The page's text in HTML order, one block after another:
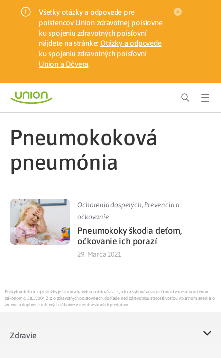
Všetky otázky a odpovede pre
poistencov Union zdravotnej poisťovne
ku spojeniu zdravotných poisťovní
nájdete na stránke: Otázky a odpovede
ku spojeniu zdravotných poisťovní
Union a Dôvera.
pneumokoková
pneumónia
Ochorenia dospelých,Prevencia a
očkovanie
Pneumokoky škodia deťom,
očkovanie ich porazí
29. Marca 2021
Poskytovateľom tejto služby je Union zdravotná poisťovňa, a. s., ktorá vykonáva svoju činnosť v rozsahu určenom
zákonom č. 581/2004 Z.z. o zdravotných poisťovniach, dohľade nad zdravotnou starostlivosťou v platnom znení a o
zmene a doplnení niektorých zákonov v znení neskorších predpisov.
Zdravie